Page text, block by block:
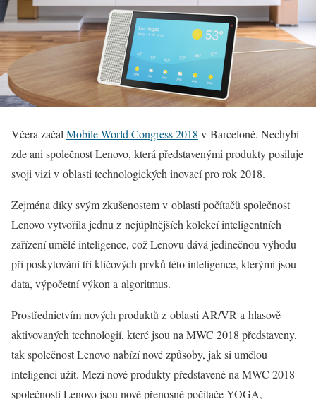
Včera začal Mobile World Congress 2018 v Barceloně. Nechybí
zde ani společnost Lenovo, která představenými produkty posiluje
svoji vizi v oblasti technologických inovací pro rok 2018.
Zejména díky svým zkušenostem v oblasti počítačů společnost
Lenovo vytvořila jednu z nejúplnějších kolekcí inteligentních
zařízení umělé inteligence, což Lenovu dává jedinečnou výhodu
při poskytování tří klíčových prvků této inteligence, kterými jsou
data, výpočetní výkon a algoritmus.
Prostřednictvím nových produktů z oblasti AR/VR a hlasově
aktivovaných technologií, které jsou na MWC 2018 představeny,
tak společnost Lenovo nabízí nové způsoby, jak si umělou
inteligenci užít. Mezi nové produkty představené na MWC 2018
společností Lenovo jsou nové přenosné počítače YOGA,